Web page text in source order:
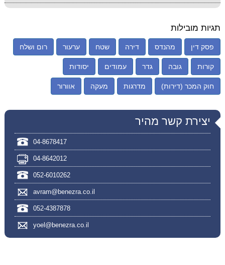
תגיות מובילות
פסק דין מהנדס דירה שטח ערעור רום ושלח
קורות גובה גדר עמודים יסודות
חוק המכר (דירות) מדרגות מעקה אוורור
יצירת קשר מהיר
04-8678417
04-8642012
052-6010262
avram@benezra.co.il
052-4387878
yoel@benezra.co.il